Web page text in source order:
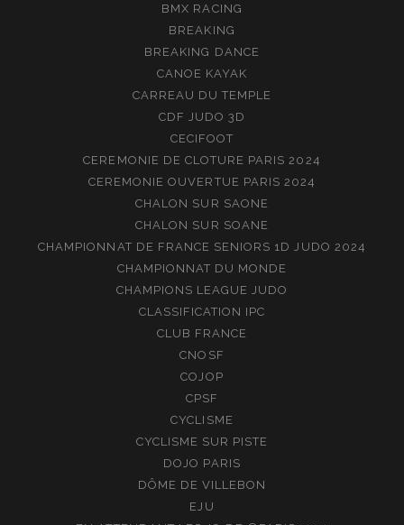
BMX RACING
BREAKING
BREAKING DANCE
CANOE KAYAK
CARREAU DU TEMPLE
CDF JUDO 3D
CECIFOOT
CEREMONIE DE CLOTURE PARIS 2024
CEREMONIE OUVERTUE PARIS 2024
CHALON SUR SAONE
CHALON SUR SOANE
CHAMPIONNAT DE FRANCE SENIORS 1D JUDO 2024
CHAMPIONNAT DU MONDE
CHAMPIONS LEAGUE JUDO
CLASSIFICATION IPC
CLUB FRANCE
CNOSF
COJOP
CPSF
CYCLISME
CYCLISME SUR PISTE
DOJO PARIS
DÔME DE VILLEBON
EJU